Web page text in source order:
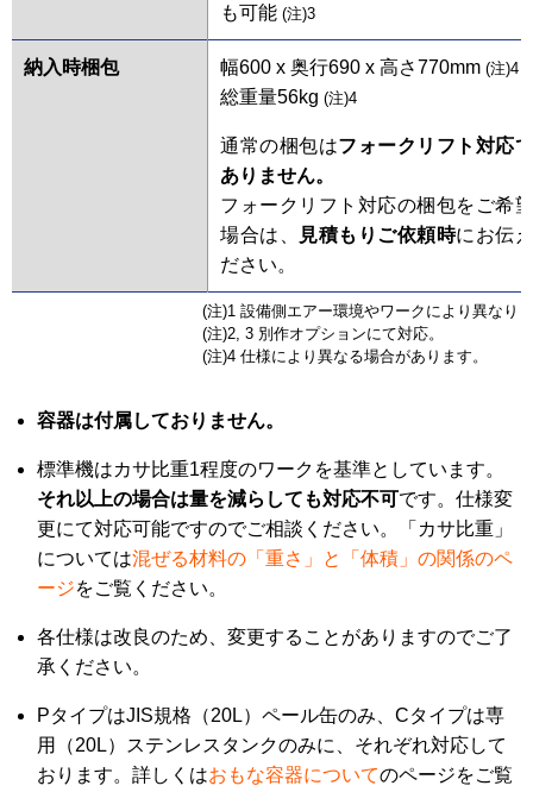
も可能 (注)3
納入時梱包 幅600 x 奥行690 x 高さ770mm (注)4
総重量56kg (注)4
通常の梱包はフォークリフト対応
ありません。
フォークリフト対応の梱包をご希
場合は、
見積もりご依頼時にお伝
ださい。
(注)1 設備側エアー環境やワークにより異なり
(注)2, 3 別作オプションにて対応。
(注)4 仕様により異なる場合があります。
容器は付属しておりません。
標準機はカサ比重1程度のワークを基準としています。
それ以上の場合は量を減らしても対応不可です。仕様変
更にて対応可能ですのでご相談ください。「カサ比重」
については混ぜる材料の「重さ」と「体積」の関係のペ
ージをご覧ください。
各仕様は改良のため、変更することがありますのでご了
承ください。
PタイプはJIS規格（20L）ペール缶のみ、Cタイプは専
用（20L）ステンレスタンクのみに、それぞれ対応して
おります。詳しくはおもな容器についてのページをご覧